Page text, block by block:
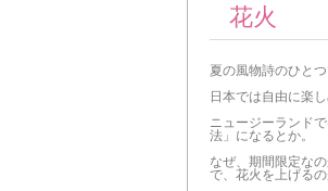
花火
夏の風物詩のひとつ
日本では自由に楽
ニュージーランド
法」になるとか。
なぜ、期間限定な
で、花火を上げる